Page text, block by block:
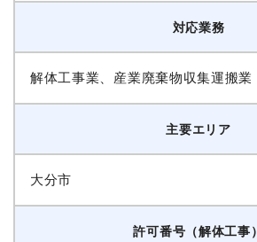
対応業務
解体工事業、産業廃棄物収集運搬業
主要エリア
大分市
許可番号（解体工事）